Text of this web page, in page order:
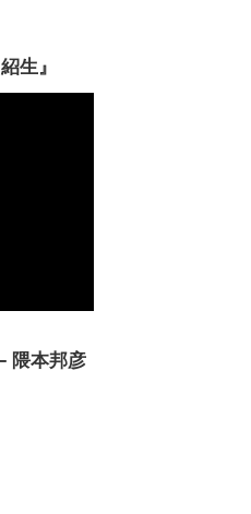
生』
隈本邦彦